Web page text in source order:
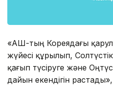
«АҚШ-тың Кореядағы
жүйесі құрылып,
қағып түсіруге және
дайын екендігін